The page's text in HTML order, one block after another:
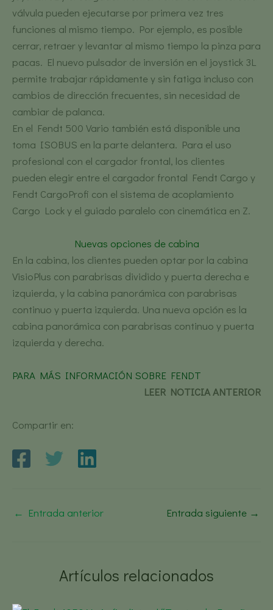
válvula pueden ejecutarse por primera vez tres
funciones al mismo tiempo. Por ejemplo, es posible
cerrar, retraer y levantar al mismo tiempo la pinza para
pacas. El nuevo pulsador de inversión en el joystick 3L
permite trabajar rápidamente y sin fatiga incluso con
cambios de dirección frecuentes, sin necesidad de
cambiar de palanca.
En el Fendt 500 Vario también está disponible una
toma ISOBUS en la parte delantera. Para el uso
profesional con el cargador frontal, los clientes
pueden elegir entre el cargador frontal Fendt Cargo y
Fendt CargoProfi con el sistema de acoplamiento
Cargo Lock y el guiado paralelo con cinemática en Z.
Nuevas opciones de cabina
En la cabina, los clientes pueden optar por la cabina
VisioPlus con parabrisas dividido y puerta derecha e
izquierda, y la cabina panorámica con parabrisas
continuo y puerta izquierda. Una nueva opción es la
cabina panorámica con parabrisas continuo y puerta
izquierda y derecha.
PARA MÁS INFORMACIÓN SOBRE FENDT
LEER NOTICIA ANTERIOR
Compartir en:
← Entrada anterior Entrada siguiente →
Artículos relacionados